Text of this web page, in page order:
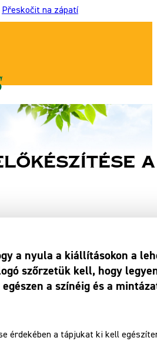
Přeskočit na zápatí
a nyula a kiállításokon a
szőrzetük kell, hogy
a színéig és a
érdekében a tápjukat ki kell